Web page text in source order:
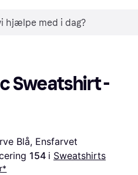
Sweatshirt -
Blå, Ensfarvet
154 i Sweatshirts